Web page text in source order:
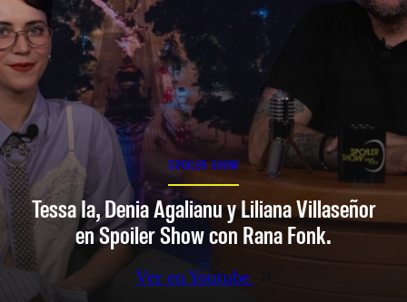
SPOILER SHOW
Tessa Ia, Denia Agalianu y Liliana Villaseñor
en Spoiler Show con Rana Fonk.
Ver en Youtube